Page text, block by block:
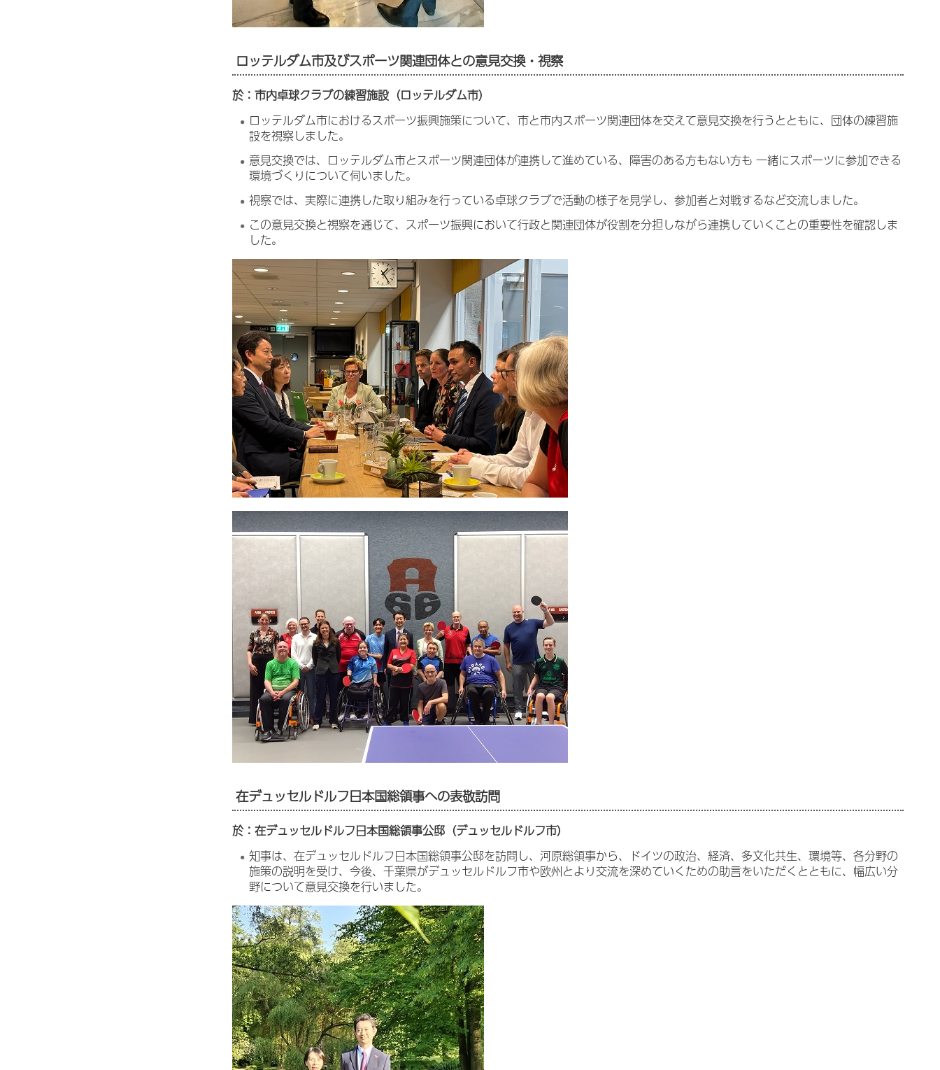
ロッテルダム市及びスポーツ関連団体との意見交換・視察
於：市内卓球クラブの練習施設（ロッテルダム市）
ロッテルダム市におけるスポーツ振興施策について、市と市内スポーツ関連団体を交えて意見交換を行うとともに、団体の練習施
設を視察しました。
意見交換では、ロッテルダム市とスポーツ関連団体が連携して進めている、障害のある方もない方も 一緒にスポーツに参加できる
環境づくりについて伺いました。
視察では、実際に連携した取り組みを行っている卓球クラブで活動の様子を見学し、参加者と対戦するなど交流しました。
この意見交換と視察を通じて、スポーツ振興において行政と関連団体が役割を分担しながら連携していくことの重要性を確認しま
した。
在デュッセルドルフ日本国総領事への表敬訪問
於：在デュッセルドルフ日本国総領事公邸（デュッセルドルフ市）
知事は、在デュッセルドルフ日本国総領事公邸を訪問し、河原総領事から、ドイツの政治、経済、多文化共生、環境等、各分野の
施策の説明を受け、今後、千葉県がデュッセルドルフ市や欧州とより交流を深めていくための助言をいただくとともに、幅広い分
野について意見交換を行いました。